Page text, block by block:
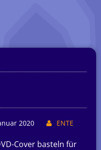
2020 ENTE
Cover basteln für